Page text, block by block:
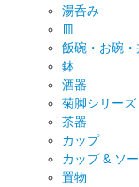
湯呑み
皿
飯碗・お碗・
鉢
酒器
菊脚シリーズ
茶器
カップ
カップ & ソ
置物